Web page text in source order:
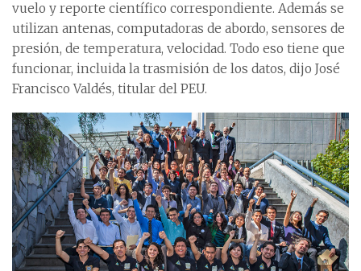
vuelo y reporte científico correspondiente. Además se
utilizan antenas, computadoras de abordo, sensores de
presión, de temperatura, velocidad. Todo eso tiene que
funcionar, incluida la trasmisión de los datos, dijo José
Francisco Valdés, titular del PEU.